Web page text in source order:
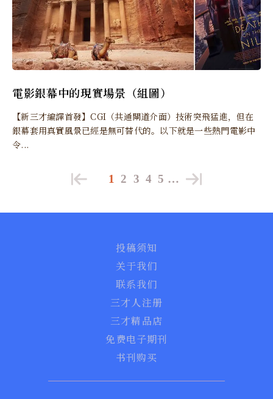
電影銀幕中的現實場景（組圖）
【新三才編譯首發】CGI（共通閘道介面）技術突飛猛進，但在
銀幕套用真實風景已經是無可替代的。以下就是一些熱門電影中
令...
1 2 3 4 5 …
投稿须知
关于我们
联系我们
三才人注册
三才精品店
免费电子期刊
书刊购买